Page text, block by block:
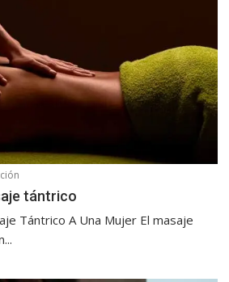
tántrico
Tántrico A Una Mujer El masaje